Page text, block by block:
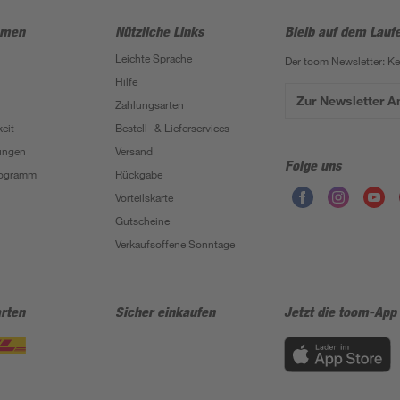
Nützliche Links
Leichte Sprache
Hilfe
Zahlungsarten
Bestell- & Lieferservices
Versand
Rückgabe
Vorteilskarte
Gutscheine
Verkaufsoffene Sonntage
Bleib auf dem
Der toom Newsletter:
Zur Newsletter
Folge uns
Sicher einkaufen Jetzt die toom-